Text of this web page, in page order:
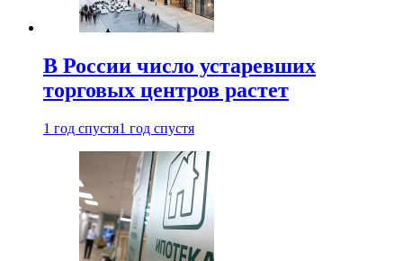
В России число устаревших
торговых центров растет
1 год спустя1 год спустя